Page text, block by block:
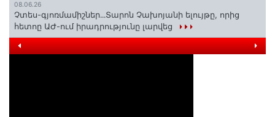
08.06.26
Չտես-գյոռմամիշներ․․․Տարոն Չախոյանի ելույթը, որից
հետոը ԱԺ-ում իրադրությունը լարվեց